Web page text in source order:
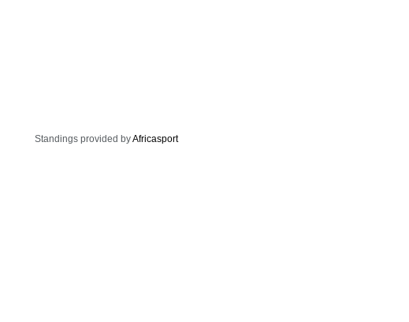
Standings provided byAfricasport